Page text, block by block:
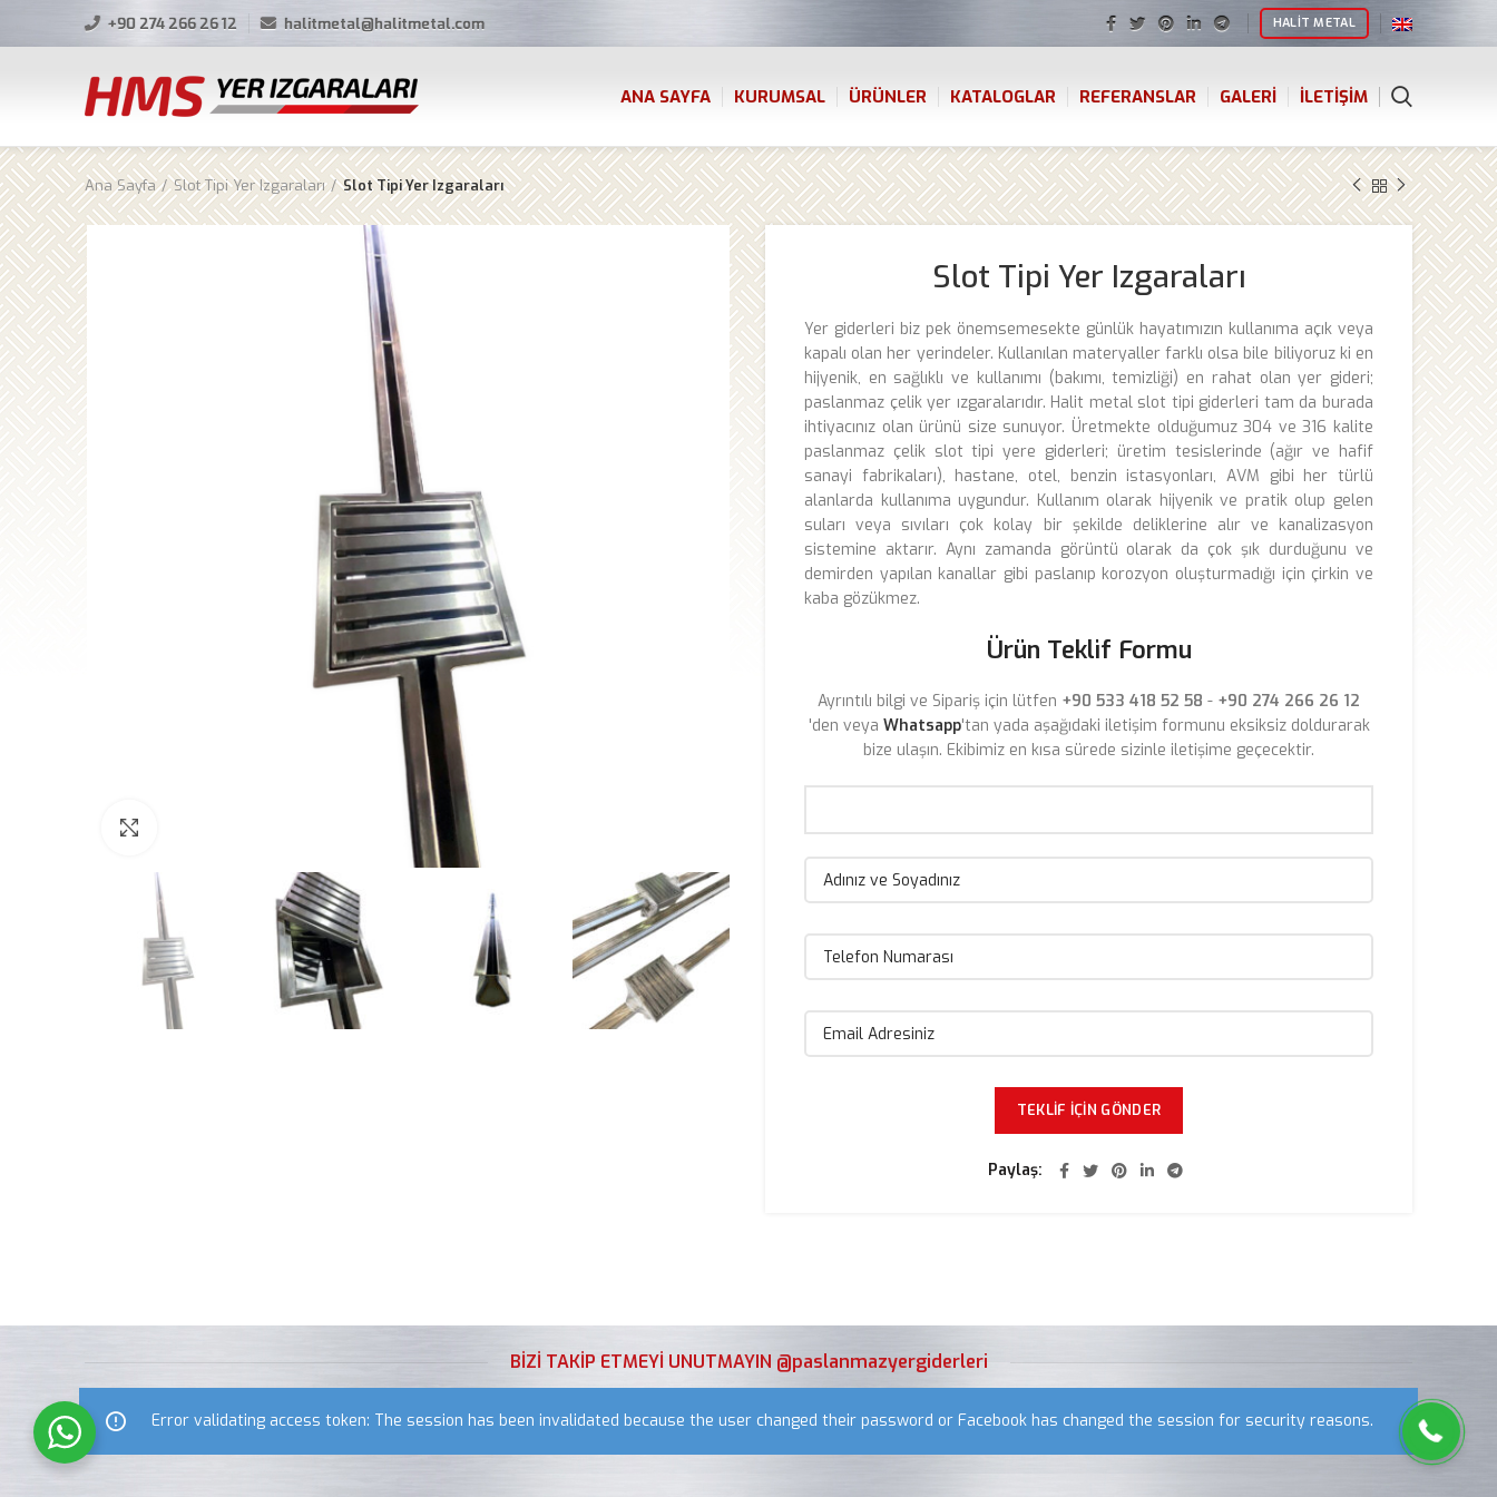
+90 274 266 26 12 halitmetal@halitmetal.com HALIT METAL
ANA SAYFA KURUMSAL ÜRÜNLER KATALOGLAR REFERANSLAR GALERI İLETIŞIM
Ana Sayfa Slot Tipi Yer Izgaraları Slot Tipi Yer Izgaraları
Slot Tipi Yer Izgaraları
Yer giderleri biz pek önemsemesekte günlük hayatımızın kullanıma açık veya
kapalı olan her yerindeler. Kullanılan materyaller farklı olsa bile biliyoruz ki en
hijyenik, en sağlıklı ve kullanımı (bakımı, temizliği) en rahat olan yer gideri;
paslanmaz çelik yer ızgaralarıdır. Halit metal slot tipi giderleri tam da burada
ihtiyacınız olan ürünü size sunuyor. Üretmekte olduğumuz 304 ve 316 kalite
paslanmaz çelik slot tipi yere giderleri; üretim tesislerinde (ağır ve hafif
sanayi fabrikaları), hastane, otel, benzin istasyonları, AVM gibi her türlü
alanlarda kullanıma uygundur. Kullanım olarak hijyenik ve pratik olup gelen
suları veya sıvıları çok kolay bir şekilde deliklerine alır ve kanalizasyon
sistemine aktarır. Aynı zamanda görüntü olarak da çok şık durduğunu ve
demirden yapılan kanallar gibi paslanıp korozyon oluşturmadığı için çirkin ve
kaba gözükmez.
Ürün Teklif Formu
Ayrıntılı bilgi ve Sipariş için lütfen +90 533 418 52 58 - +90 274 266 26 12
'den veya Whatsapp'tan yada aşağıdaki iletişim formunu eksiksiz doldurarak
bize ulaşın. Ekibimiz en kısa sürede sizinle iletişime geçecektir.
Paylaş
BİZİ TAKİP ETMEYİ UNUTMAYIN @paslanmazyergiderleri
Error validating access token: The session has been invalidated because the user changed their password or Facebook has changed the session for security reasons.